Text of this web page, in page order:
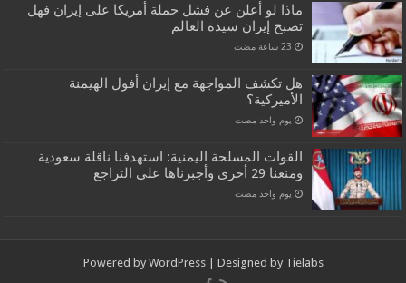
ماذا لو أعلن عن فشل حملة أمريكا على إيران فهل
تصبح إيران سيدة العالم
هل تكشف المواجهة مع إيران أفول الهيمنة
الأميركية؟
‏يوم واحد مضت
القوات المسلحة اليمنية: استهدفنا ناقلة سعودية
ومنعنا 29 أخرى وأجبرناها على التراجع
‏يوم واحد مضت
Powered by WordPress| Designed by Tielabs